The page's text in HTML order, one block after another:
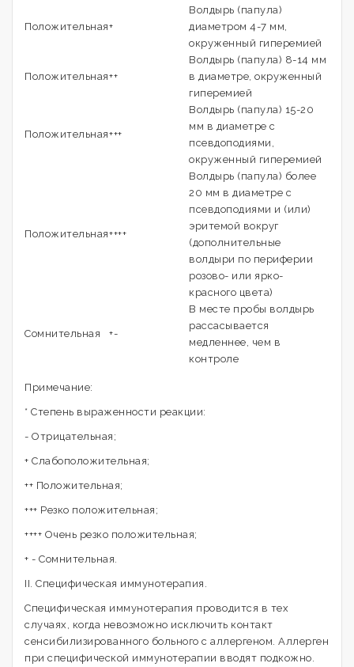
Положительная+
Волдырь (папула)
диаметром 4-7 мм,
окруженный гиперемией
Положительная++
Волдырь (папула) 8-14 мм
в диаметре, окруженный
гиперемией
Положительная+++
Волдырь (папула) 15-20
мм в диаметре с
псевдоподиями,
окруженный гиперемией
Положительная++++
Волдырь (папула) более
20 мм в диаметре с
псевдоподиями и (или)
эритемой вокруг
(дополнительные
волдыри по периферии
розово- или ярко-
красного цвета)
Сомнительная +-
В месте пробы волдырь
рассасывается
медленнее, чем в
контроле
Примечание:
* Степень выраженности реакции:
- Отрицательная;
+ Слабоположительная;
++ Положительная;
+++ Резко положительная;
++++ Очень резко положительная;
+ - Сомнительная.
II. Специфическая иммунотерапия.
Специфическая иммунотерапия проводится в тех
случаях, когда невозможно исключить контакт
сенсибилизированного больного с аллергеном. Аллерген
при специфической иммунотерапии вводят подкожно.